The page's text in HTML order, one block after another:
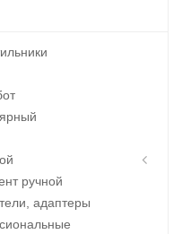
ручной
адаптеры